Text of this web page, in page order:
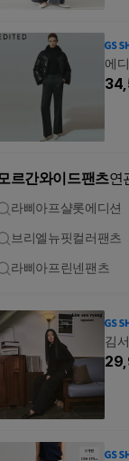
에
르간와이드팬츠연
라삐아프샬롯에디션
브리엘뉴핏컬러팬츠
라삐아프린넨팬츠